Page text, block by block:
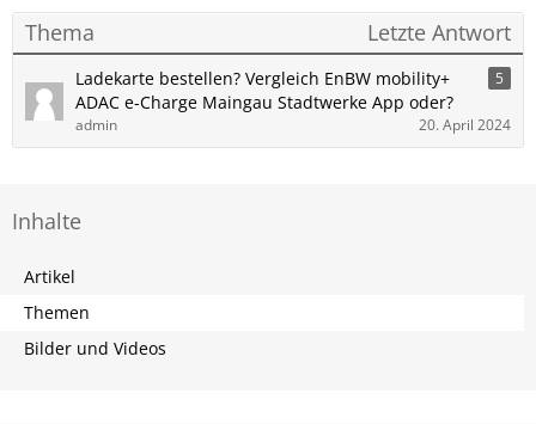
Thema Letzte Antwort
Ladekarte bestellen? Vergleich EnBW mobility+
ADAC e-Charge Maingau Stadtwerke App oder?
5
admin 20. April 2024
Inhalte
Artikel
Themen
Bilder und Videos